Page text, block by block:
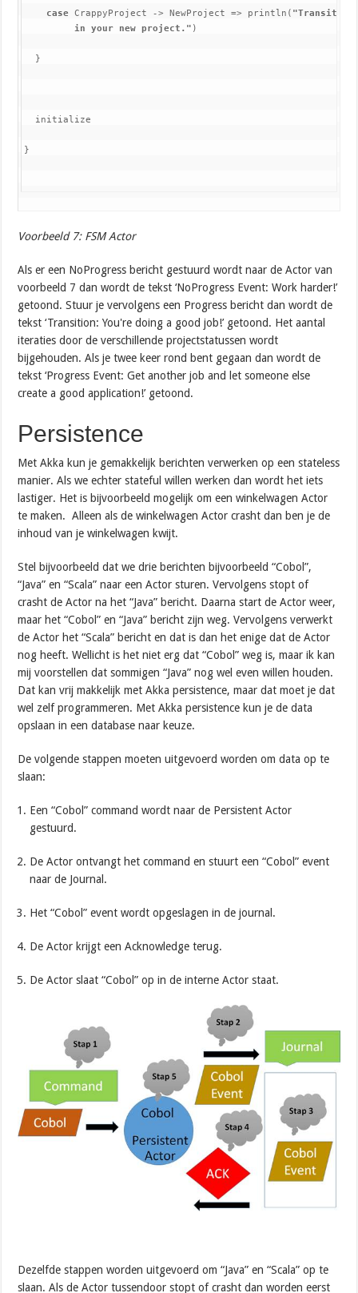
case CrappyProject -> NewProject => println(
         in your new project."
)
  }
  initialize
}
Voorbeeld 7: FSM Actor
Als er een NoProgress bericht gestuurd wordt naar de Actor van
voorbeeld 7 dan wordt de tekst ‘NoProgress Event: Work harder!’
getoond. Stuur je vervolgens een Progress bericht dan wordt de
tekst ‘Transition: You're doing a good job!’ getoond. Het aantal
iteraties door de verschillende projectstatussen wordt
bijgehouden. Als je twee keer rond bent gegaan dan wordt de
tekst ‘Progress Event: Get another job and let someone else
create a good application!’ getoond.
Persistence
Met Akka kun je gemakkelijk berichten verwerken op een stateless
manier. Als we echter stateful willen werken dan wordt het iets
lastiger. Het is bijvoorbeeld mogelijk om een winkelwagen Actor
te maken. Alleen als de winkelwagen Actor crasht dan ben je de
inhoud van je winkelwagen kwijt.
Stel bijvoorbeeld dat we drie berichten bijvoorbeeld “Cobol”,
“Java” en “Scala” naar een Actor sturen. Vervolgens stopt of
crasht de Actor na het “Java” bericht. Daarna start de Actor weer,
maar het “Cobol” en “Java” bericht zijn weg. Vervolgens verwerkt
de Actor het “Scala” bericht en dat is dan het enige dat de Actor
nog heeft. Wellicht is het niet erg dat “Cobol” weg is, maar ik kan
mij voorstellen dat sommigen “Java” nog wel even willen houden.
Dat kan vrij makkelijk met Akka persistence, maar dat moet je dat
wel zelf programmeren. Met Akka persistence kun je de data
opslaan in een database naar keuze.
De volgende stappen moeten uitgevoerd worden om data op te
slaan:
Een “Cobol” command wordt naar de Persistent Actor
gestuurd.
De Actor ontvangt het command en stuurt een “Cobol” event
naar de Journal.
Het “Cobol” event wordt opgeslagen in de journal.
De Actor krijgt een Acknowledge terug.
De Actor slaat “Cobol” op in de interne Actor staat.
Dezelfde stappen worden uitgevoerd om “Java” en “Scala” op te
slaan. Als de Actor tussendoor stopt of crasht dan worden eerst